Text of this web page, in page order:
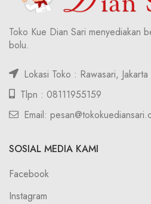
Toko Kue Dian Sari menyediakan
bolu.
Lokasi Toko : Rawasari,
Tlpn : 08111955159
Email:
SOSIAL MEDIA KAMI
Facebook
Instagram